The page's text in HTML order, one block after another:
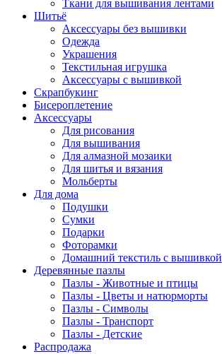
Ткани для вышивания лентами
Шитьё
Аксессуары без вышивки
Одежда
Украшения
Текстильная игрушка
Аксессуары с вышивкой
Скрапбукинг
Бисероплетение
Аксессуары
Для рисования
Для вышивания
Для алмазной мозаики
Для шитья и вязания
Мольберты
Для дома
Подушки
Сумки
Подарки
Фоторамки
Домашний текстиль с вышивкой
Деревянные пазлы
Пазлы - Животные и птицы
Пазлы - Цветы и натюрморты
Пазлы - Символы
Пазлы - Транспорт
Пазлы - Детские
Распродажа